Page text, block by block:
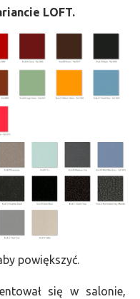
LOFT.
powiększyć.
się w salonie,